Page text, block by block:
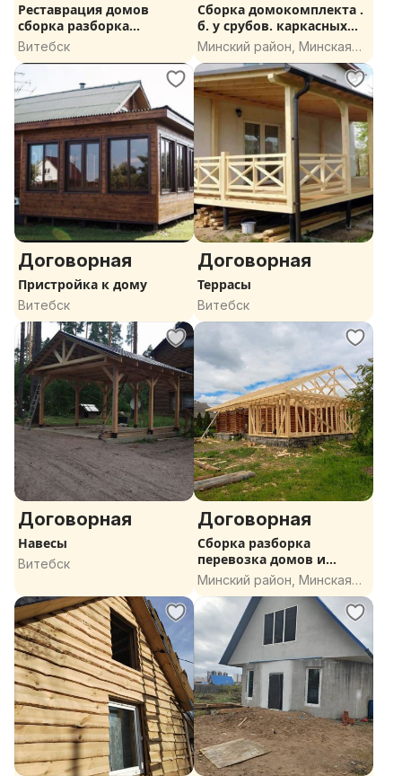
Реставрация домов
сборка разборка
перевозка
Витебск
Сборка домокомплекта .
б. у срубов. каркасных
домов
Минский район, Минская
область
Договорная
Пристройка к дому
Витебск
Договорная
Террасы
Витебск
Договорная
Навесы
Витебск
Договорная
Сборка разборка
перевозка домов и
срубов
Минский район, Минская
область